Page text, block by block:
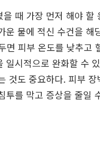
을 때 가장 먼저 해야 할
운 물에 적신 수건을 해
면 피부 온도를 낮추고
일시적으로 완화할 수
것도 중요하다. 피부 장
투를 막고 증상을 줄일